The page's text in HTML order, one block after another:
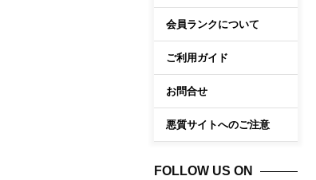
会員ランクについて
ご利用ガイド
お問合せ
悪質サイトへのご注意
FOLLOW US ON